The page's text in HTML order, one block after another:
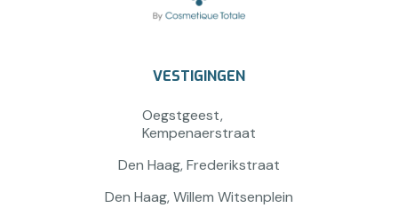
VESTIGINGEN
Oegstgeest,
Kempenaerstraat
Den Haag, Frederikstraat
Den Haag, Willem Witsenplein